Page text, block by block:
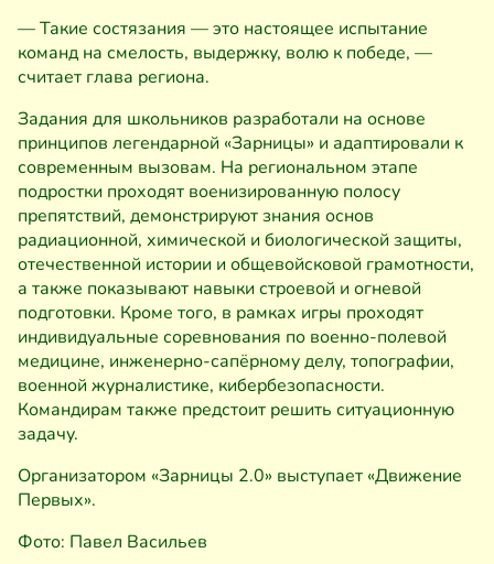
— Такие состязания — это настоящее испытание
команд на смелость, выдержку, волю к победе, —
считает глава региона.
Задания для школьников разработали на основе
принципов легендарной «Зарницы» и адаптировали к
современным вызовам. На региональном этапе
подростки проходят военизированную полосу
препятствий, демонстрируют знания основ
радиационной, химической и биологической защиты,
отечественной истории и общевойсковой грамотности,
а также показывают навыки строевой и огневой
подготовки. Кроме того, в рамках игры проходят
индивидуальные соревнования по военно-полевой
медицине, инженерно-сапёрному делу, топографии,
военной журналистике, кибербезопасности.
Командирам также предстоит решить ситуационную
задачу.
Организатором «Зарницы 2.0» выступает «Движение
Первых».
Фото: Павел Васильев